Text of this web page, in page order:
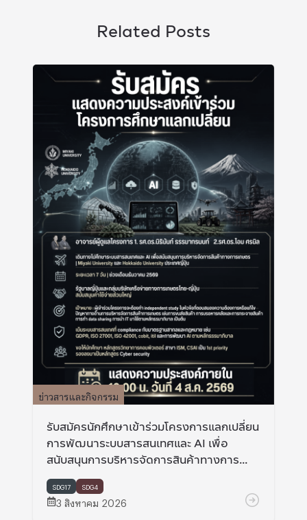
Related Posts
ข่าวสารและกิจกรรม
รับสมัครนักศึกษาเข้าร่วมโครงการแลกเปลี่ยน
การพัฒนาระบบสารสนเทศและ AI เพื่อ
สนับสนุนการบริหารจัดการสินค้าทางการ
เกษตร ที่ Miyaki university และ Hokkaido
university ประเทศญี่ปุ่น
SDG17 SDG4
3 สิงหาคม 2026